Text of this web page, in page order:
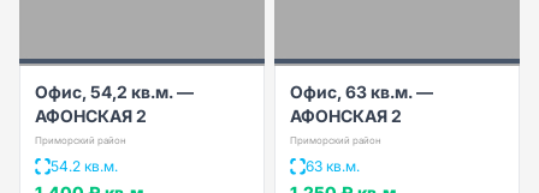
Офис, 54,2 кв.м. —
АФОНСКАЯ 2
Приморский район
54.2 кв.м.
Офис, 63 кв.м. —
АФОНСКАЯ 2
Приморский район
63 кв.м.